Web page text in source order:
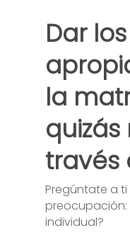
Dar
la
quizás
través
Pregúntate a
preocupación:
individual?